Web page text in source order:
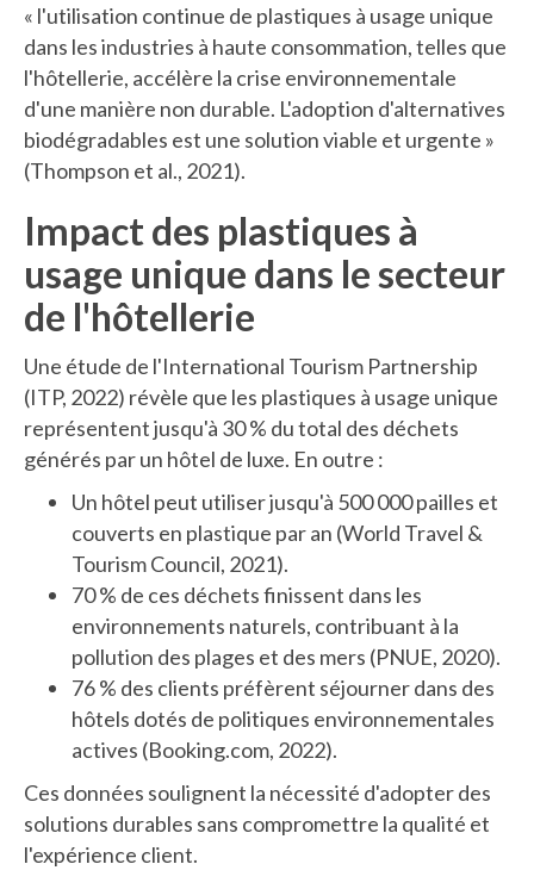
« l'utilisation continue de plastiques à usage unique
dans les industries à haute consommation, telles que
l'hôtellerie, accélère la crise environnementale
d'une manière non durable. L'adoption d'alternatives
biodégradables est une solution viable et urgente »
(Thompson et al., 2021).
Impact des plastiques à
usage unique dans le secteur
de l'hôtellerie
Une étude de l'International Tourism Partnership
(ITP, 2022) révèle que les plastiques à usage unique
représentent jusqu'à 30 % du total des déchets
générés par un hôtel de luxe. En outre :
Un hôtel peut utiliser jusqu'à 500 000 pailles et
couverts en plastique par an (World Travel &
Tourism Council, 2021).
70 % de ces déchets finissent dans les
environnements naturels, contribuant à la
pollution des plages et des mers (PNUE, 2020).
76 % des clients préfèrent séjourner dans des
hôtels dotés de politiques environnementales
actives (Booking.com, 2022).
Ces données soulignent la nécessité d'adopter des
solutions durables sans compromettre la qualité et
l'expérience client.